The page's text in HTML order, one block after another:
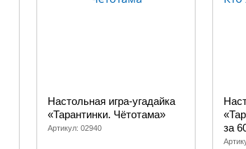
Настольная игра-угадайка
«Тарантинки. Чётотама»
Артикул: 02940
за